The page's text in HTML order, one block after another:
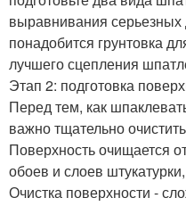
выравнивания
понадобится грунтовка
лучшего сцепления
Этап 2: подготовка
Перед тем, как
важно тщательно
Поверхность очищается
обоев и слоев
Очистка поверхности -